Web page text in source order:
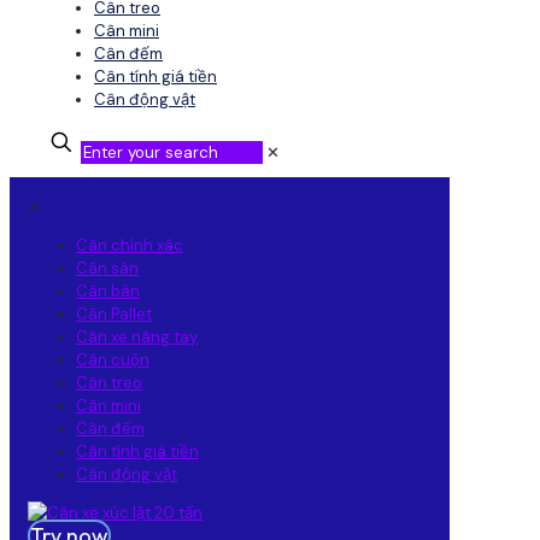
Cân treo
Cân mini
Cân đếm
Cân tính giá tiền
Cân động vật
✕
✕
Cân chính xác
Cân sàn
Cân bàn
Cân Pallet
Cân xe nâng tay
Cân cuộn
Cân treo
Cân mini
Cân đếm
Cân tính giá tiền
Cân động vật